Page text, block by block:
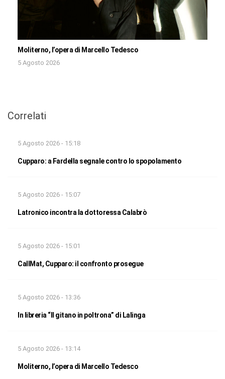
Moliterno, l’opera di Marcello Tedesco
5 Agosto 2026
Correlati
5 Agosto 2026 - 15:18
Cupparo: a Fardella segnale contro lo spopolamento
5 Agosto 2026 - 15:07
Latronico incontra la dottoressa Calabrò
5 Agosto 2026 - 15:01
CallMat, Cupparo: il confronto prosegue
5 Agosto 2026 - 13:36
In libreria “Il gitano in poltrona” di Lalinga
5 Agosto 2026 - 13:14
Moliterno, l’opera di Marcello Tedesco